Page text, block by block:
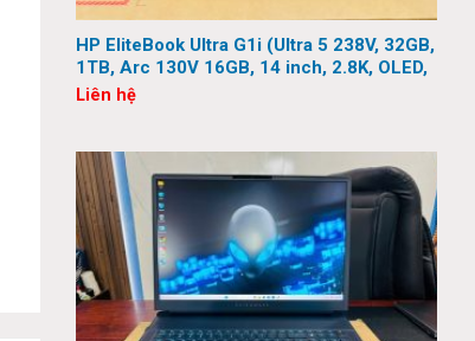
HP EliteBook Ultra G1i (Ultra 5 238V, 32GB,
1TB, Arc 130V 16GB, 14 inch, 2.8K, OLED,
Touch)
Liên hệ